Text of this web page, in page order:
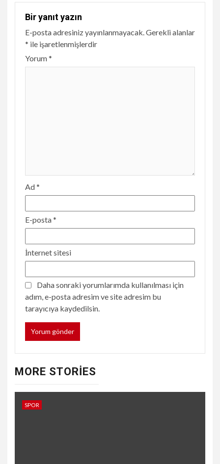
Bir yanıt yazın
E-posta adresiniz yayınlanmayacak. Gerekli alanlar
* ile işaretlenmişlerdir
Yorum*
Ad*
E-posta*
İnternet sitesi
Daha sonraki yorumlarımda kullanılması için
adım, e-posta adresim ve site adresim bu
tarayıcıya kaydedilsin.
MORE STORIES
SPOR